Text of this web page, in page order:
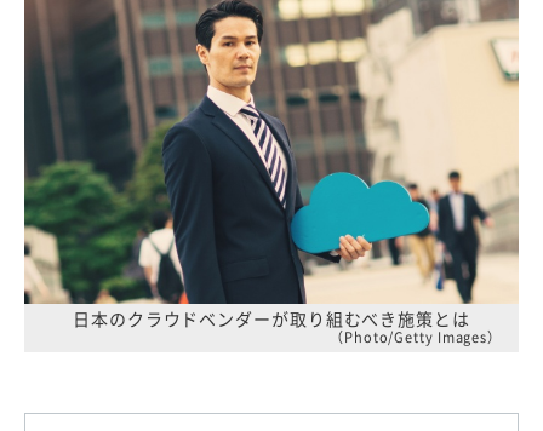
日本のクラウドベンダーが取り組むべき施策とは
（Photo/Getty Images）